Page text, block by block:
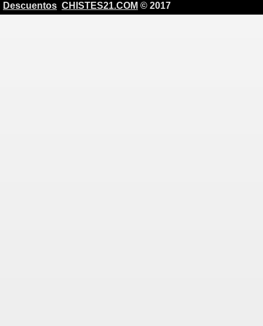
Descuentos CHISTES21.COM © 2017